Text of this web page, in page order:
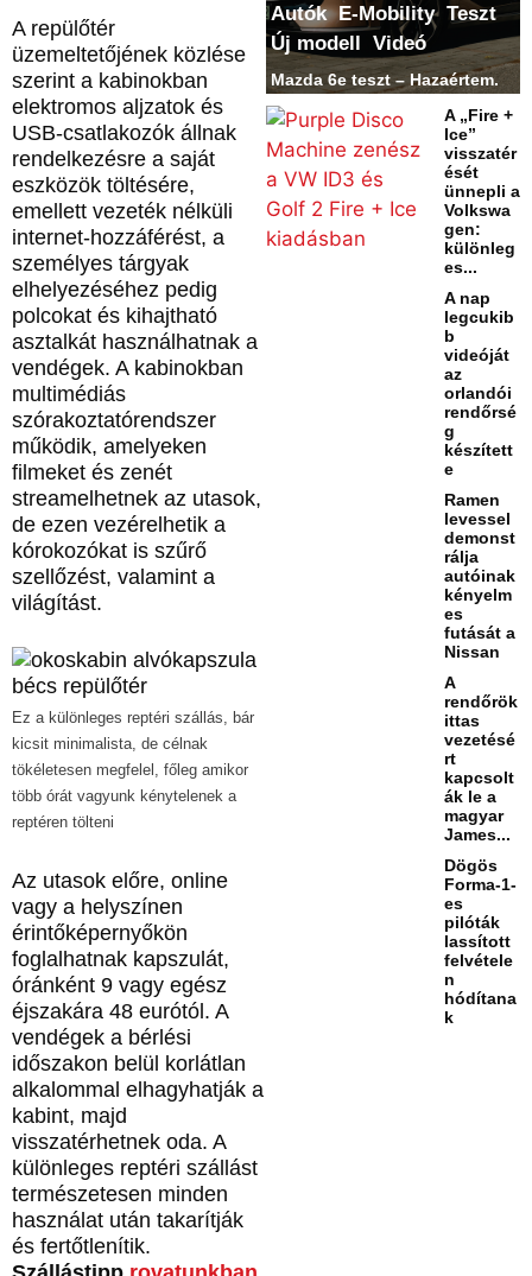
A repülőtér
üzemeltetőjének közlése
szerint a kabinokban
elektromos aljzatok és
USB-csatlakozók állnak
rendelkezésre a saját
eszközök töltésére,
emellett vezeték nélküli
internet-hozzáférést, a
személyes tárgyak
elhelyezéséhez pedig
polcokat és kihajtható
asztalkát használhatnak a
vendégek. A kabinokban
multimédiás
szórakoztatórendszer
működik, amelyeken
filmeket és zenét
streamelhetnek az utasok,
de ezen vezérelhetik a
kórokozókat is szűrő
szellőzést, valamint a
világítást.
Ez a különleges reptéri szállás, bár
kicsit minimalista, de célnak
tökéletesen megfelel, főleg amikor
több órát vagyunk kénytelenek a
reptéren tölteni
Az utasok előre, online
vagy a helyszínen
érintőképernyőkön
foglalhatnak kapszulát,
óránként 9 vagy egész
éjszakára 48 eurótól. A
vendégek a bérlési
időszakon belül korlátlan
alkalommal elhagyhatják a
kabint, majd
visszatérhetnek oda. A
különleges reptéri szállást
természetesen minden
használat után takarítják
és fertőtlenítik.
Autók E-Mobility Teszt
Új modell Videó
Mazda 6e teszt – Hazaértem.
A „Fire +
Ice”
visszatér
ését
ünnepli a
Volkswa
gen:
különleg
es...
A nap
legcukib
b
videóját
az
orlandói
rendőrsé
g
készített
e
Ramen
levessel
demonst
rálja
autóinak
kényelm
es
futását a
Nissan
A
rendőrök
ittas
vezetésé
rt
kapcsolt
ák le a
magyar
James...
Dögös
Forma-1-
es
pilóták
lassított
felvétele
n
hódítana
k